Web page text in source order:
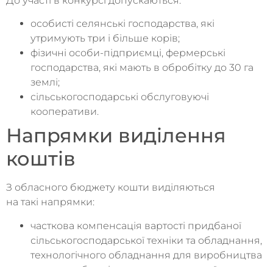
особисті селянські господарства, які
утримують три і більше корів;
фізичні особи-підприємці, фермерські
господарства, які мають в обробітку до 30 га
землі;
сільськогосподарські обслуговуючі
кооперативи.
Напрямки виділення
коштів
З обласного бюджету кошти виділяються
на такі напрямки:
часткова компенсація вартості придбаної
сільськогосподарської техніки та обладнання,
технологічного обладнання для виробництва